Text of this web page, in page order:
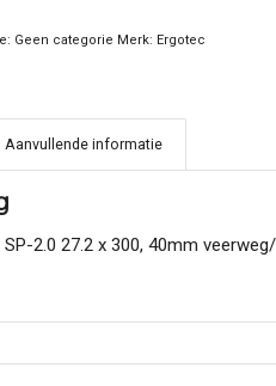
Geen categorie Merk: Ergotec
Aanvullende informatie
2.0 27.2 x 300, 40mm